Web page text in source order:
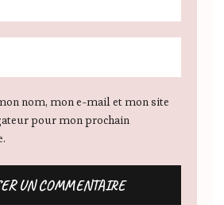
nom, mon e-mail et mon site
pour mon prochain